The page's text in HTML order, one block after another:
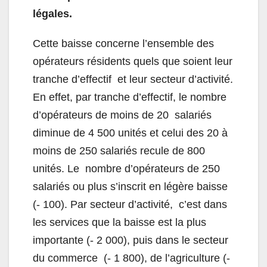
légales.
Cette baisse concerne l’ensemble des
opérateurs résidents quels que soient leur
tranche d’effectif et leur secteur d’activité.
En effet, par tranche d’effectif, le nombre
d’opérateurs de moins de 20 salariés
diminue de 4 500 unités et celui des 20 à
moins de 250 salariés recule de 800
unités. Le nombre d’opérateurs de 250
salariés ou plus s’inscrit en légère baisse
(- 100). Par secteur d’activité, c’est dans
les services que la baisse est la plus
importante (- 2 000), puis dans le secteur
du commerce (- 1 800), de l’agriculture (-